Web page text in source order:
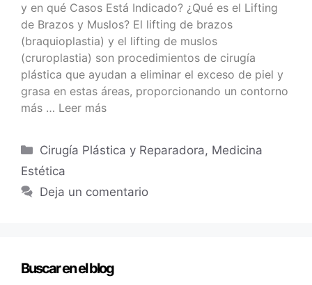
y en qué Casos Está Indicado? ¿Qué es el Lifting
de Brazos y Muslos? El lifting de brazos
(braquioplastia) y el lifting de muslos
(cruroplastia) son procedimientos de cirugía
plástica que ayudan a eliminar el exceso de piel y
grasa en estas áreas, proporcionando un contorno
más … Leer más
Cirugía Plástica y Reparadora, Medicina
Estética
Deja un comentario
Buscar en el blog